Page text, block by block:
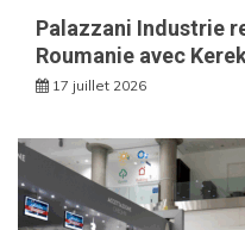
Palazzani Industrie
Roumanie avec
17 juillet 2026